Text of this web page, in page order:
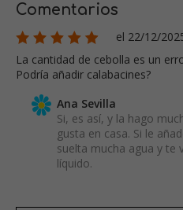
Comentarios
el 22/12/
La cantidad de cebolla es un
Podría añadir calabacines?
Ana Sevilla
Si, es así, y la hago
gusta en casa. Si le
suelta mucha agua y te
líquido.